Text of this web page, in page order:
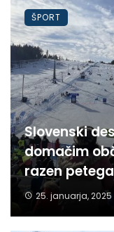
Slovenski
domačim
razen
25. januarja, 2025
ŠPORT